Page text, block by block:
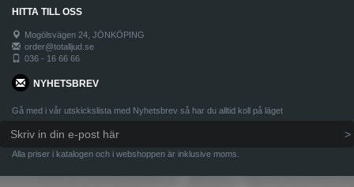
HITTA TILL OSS
Mogölsvägen 24, JÖNKÖPING
order@totalljud.se
036 - 16 66 66
NYHETSBREV
Gå med i vår utskickslista med Nyhetsbrev så har du alltid koll på läget
Alla priser i katalogen och i webshoppen är inklusive moms.